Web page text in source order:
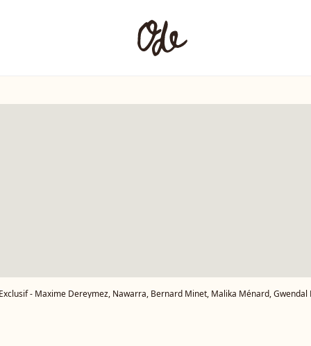
Exclusif - Maxime Dereymez, Nawarra, Bernard Minet, Malika Ménard, Gwendal Marimoutou, KeenV, Ariane Brodier, Eve Angeli, Jordan Deluxe, Chicandier, Isabelle Morini-Bosc, Gilles Verdez, Laurence Boccolini, lors de l'enregistrement de l'émission On